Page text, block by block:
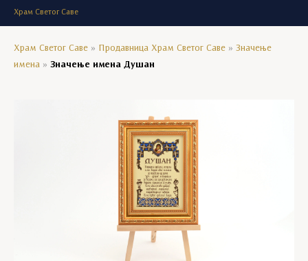
Храм Светог Саве
Храм Светог Саве » Продавница Храм Светог Саве » Значење
имена » Значење имена Душан